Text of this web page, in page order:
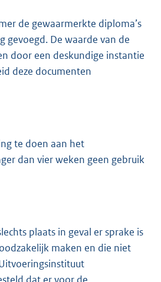
de gewaarmerkte diploma’s
gevoegd. De waarde van de
door een deskundige instantie
deze documenten
te doen aan het
dan vier weken geen gebruik
plaats in geval er sprake is
maken en die niet